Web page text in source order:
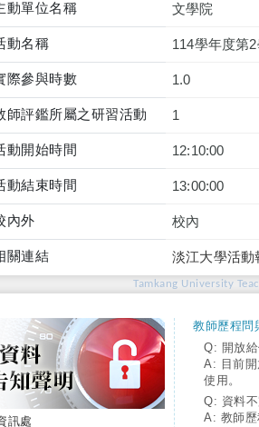
動單位名稱 文學院
動名稱 114學年度第
際參與時數 1.0
師評鑑所屬之研習活動 1
動開始時間 12:10:00
動結束時間 13:00:00
內外 校內
關連結 淡江大學活動
Tamkang University
訊處
教師歷程問
Q: 開放
A: 目前開
使用。
Q: 資料
A: 教師歷